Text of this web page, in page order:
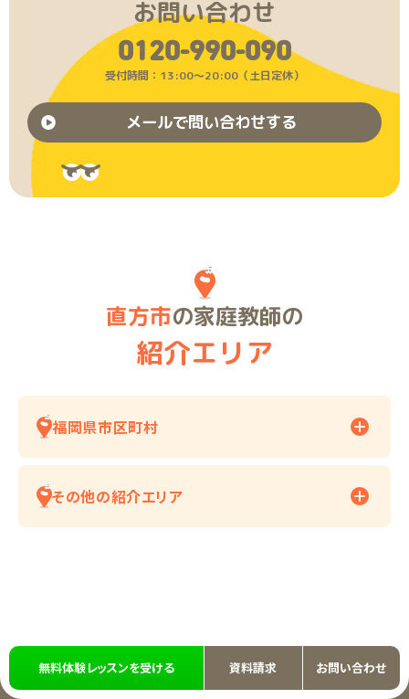
お問い合わせ
0120-990-090
受付時間：13:00〜20:00（土日定休）
メールで問い合わせする
直方市の家庭教師の
紹介エリア
福岡県市区町村
その他の紹介エリア
無料体験レッスンを受ける 資料請求 お問い合わせ